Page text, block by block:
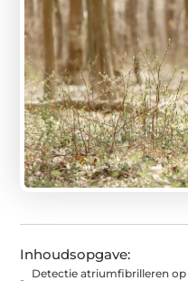
Inhoudsopgave:
Detectie atriumfibrilleren